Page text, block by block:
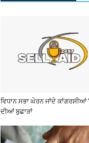
ਵਿਧਾਨ ਸਭਾ ਘੇਰਨ ਜਾਂਦੇ ਕਾਂਗਰਸੀਆਂ
ਦੀਆਂ ਬੁਛਾੜਾਂ